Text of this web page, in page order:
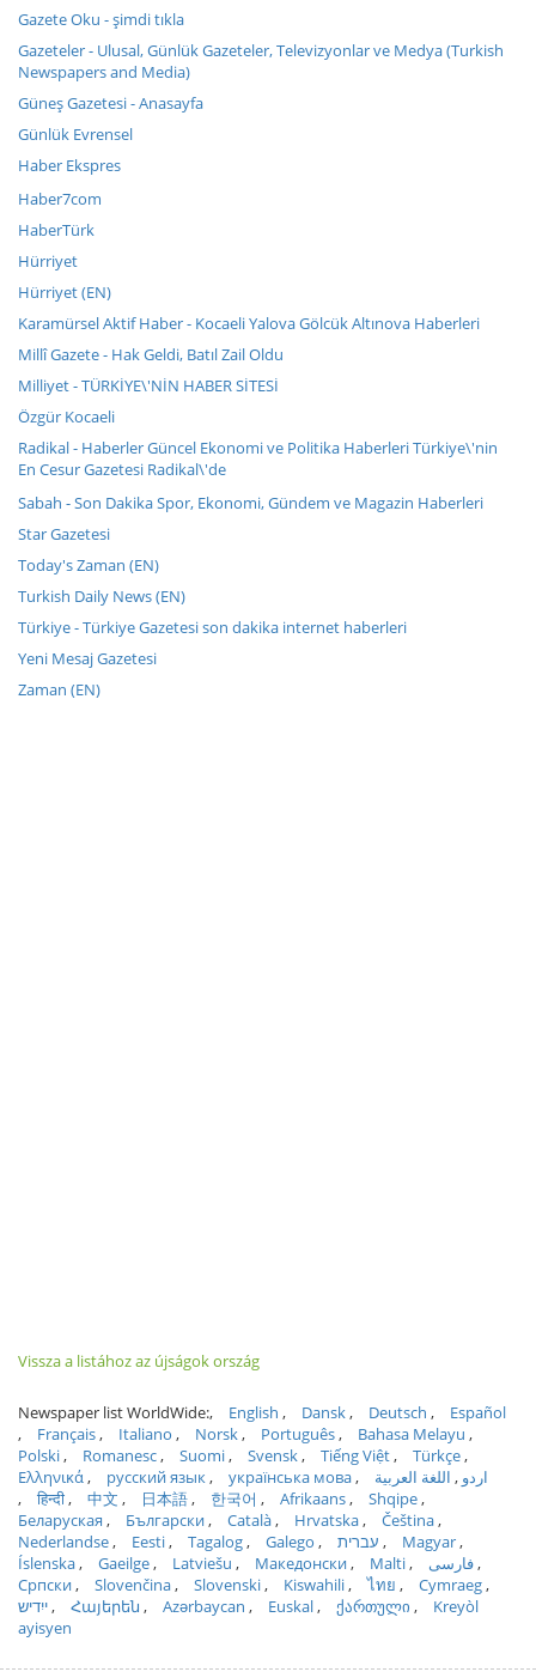
Gazete Oku - şimdi tıkla
Gazeteler - Ulusal, Günlük Gazeteler, Televizyonlar ve Medya (Turkish
Newspapers and Media)
Güneş Gazetesi - Anasayfa
Günlük Evrensel
Haber Ekspres
Haber7com
HaberTürk
Hürriyet
Hürriyet (EN)
Karamürsel Aktif Haber - Kocaeli Yalova Gölcük Altınova Haberleri
Millî Gazete - Hak Geldi, Batıl Zail Oldu
Milliyet - TÜRKİYE\'NİN HABER SİTESİ
Özgür Kocaeli
Radikal - Haberler Güncel Ekonomi ve Politika Haberleri Türkiye\'nin
En Cesur Gazetesi Radikal\'de
Sabah - Son Dakika Spor, Ekonomi, Gündem ve Magazin Haberleri
Star Gazetesi
Today's Zaman (EN)
Turkish Daily News (EN)
Türkiye - Türkiye Gazetesi son dakika internet haberleri
Yeni Mesaj Gazetesi
Zaman (EN)
Vissza a listához az újságok ország
Newspaper list WorldWide: English Dansk Deutsch
Español
Français
Italiano Norsk Português
Bahasa Melayu
Polski
Romanesc Suomi Svensk Tiếng Việt
Türkçe
Ελληνικά
русский язык українська мова اردو
اللغة العربية
हिन्दी
中文 日本語 한국어 Afrikaans
Shqipe
Беларуская
Български Català Hrvatska
Čeština
Nederlandse
Eesti Tagalog Galego עברית
Magyar
Íslenska
Gaeilge Latviešu Македонски Malti
فارسی
Српски
Slovenčina Slovenski Kiswahili ไทย
Cymraeg
ייִדיש
Հայերեն Azərbaycan Euskal ქართული
Kreyòl
ayisyen